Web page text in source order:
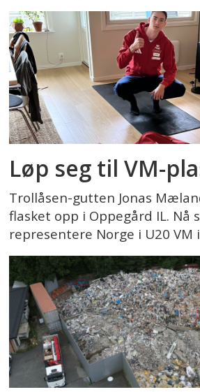
Løp seg til VM-
Trollåsen-gutten Jonas
flasket opp i Oppegård IL. Nå
representere Norge i U20 VM i